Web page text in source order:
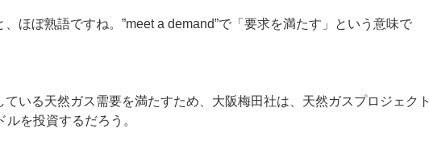
、ほぼ熟語ですね。”meet a demand”で「要求を満たす」という意味で
ている天然ガス需要を満たすため、大阪梅田社は、天然ガスプロジェクト
ルを投資するだろう。